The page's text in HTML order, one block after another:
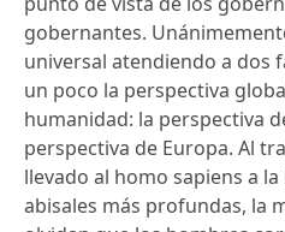
gobernantes.
universal atendiendo a dos
un poco la perspectiva
humanidad: la perspectiva
perspectiva de Europa. Al
llevado al homo sapiens a la
abisales más profundas, la